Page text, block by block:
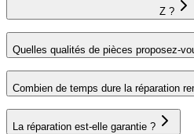
Z ?
Quelles qualités de pièces proposez-
Combien de temps dure la réparation
La réparation est-elle garantie ?